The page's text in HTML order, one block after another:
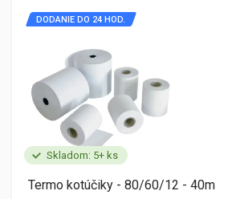
Skladom: 5+ ks
DODANIE DO 24 HOD.
Termo kotúčiky - 80/60/12 - 40m